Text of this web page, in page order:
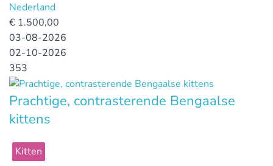
Nederland
€ 1.500,00
03-08-2026
02-10-2026
353
Prachtige, contrasterende Bengaalse
kittens
Kitten